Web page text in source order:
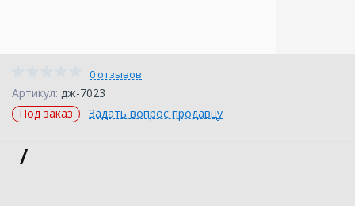
0 отзывов
Артикул: дж-7023
Под заказ
Задать вопрос продавцу
/